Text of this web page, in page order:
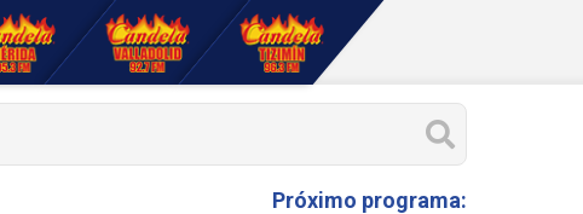
Próximo programa: